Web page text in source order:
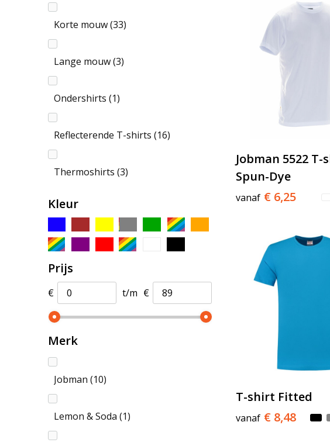
Korte mouw (33)
Lange mouw (3)
Ondershirts (1)
Reflecterende T-shirts (16)
Thermoshirts (3)
Kleur
Prijs
€ t/m €
Merk
Jobman (10)
Lemon & Soda (1)
Jobman 5522 T-
Spun-Dye
vanaf € 6,25
T-shirt Fitted
vanaf € 8,48